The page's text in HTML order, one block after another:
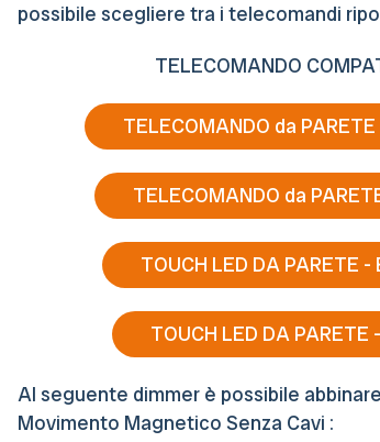
possibile scegliere tra i telecomandi
TELECOMANDO
TELECOMANDO da
TELECOMANDO da
TOUCH LED DA PARETE -
TOUCH LED DA PARETE
Al seguente dimmer è possibile
Movimento Magnetico Senza Cavi :